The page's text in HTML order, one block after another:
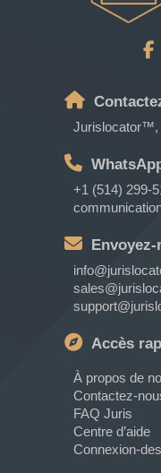
Jurislocator™,
+1 (514) 299-
Accès
À propos de
Contactez-
FAQ Juris
Centre d’aide
Connexion-